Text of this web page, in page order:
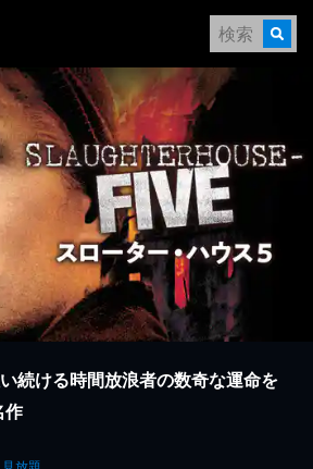
続ける時間放浪者の数奇な運命を
作
見放題